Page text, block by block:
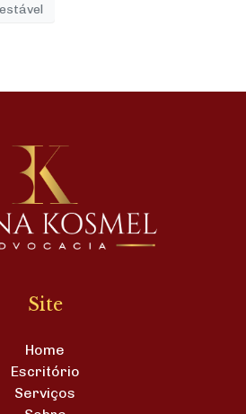
Site
Home
Escritório
Serviços